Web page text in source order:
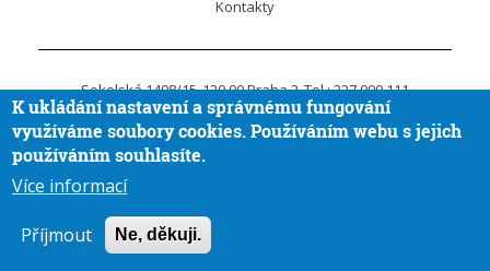
Kontakty
Sokolská 1498/15 120 00 Praha 2 Tel.: 227 090 111
ID DS:krvaigt E-mail.:ckait@ckait.cz Ochrana osobních údajů
Oznámení porušení práva EU
VytvořilaAira GROUP
K ukládání nastavení a správnému fungování
využíváme soubory cookies. Používáním webu s jejich
používáním souhlasíte.
Více informací
Příjmout Ne, děkuji.